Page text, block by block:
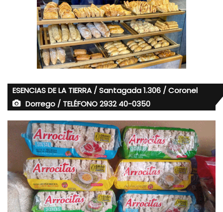
ESENCIAS DE LA TIERRA / Santagada 1.306 / Coronel
Dorrego / TELÉFONO 2932 40-0350